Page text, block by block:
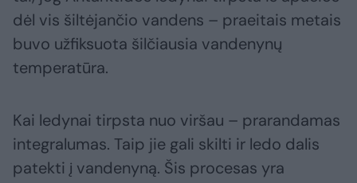
dėl vis šiltėjančio vandens – praeitais metais
buvo užfiksuota šilčiausia vandenynų
temperatūra.
Kai ledynai tirpsta nuo viršau – prarandamas
integralumas. Taip jie gali skilti ir ledo dalis
patekti į vandenyną. Šis procesas yra